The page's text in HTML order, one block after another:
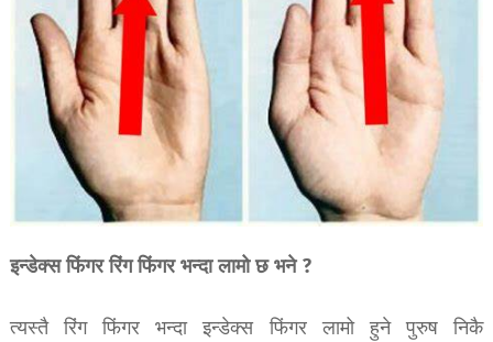
इन्डेक्स फिंगर रिंग फिंगर भन्दा लामो छ भने ?
त्यस्तै रिंग फिंगर भन्दा इन्डेक्स फिंगर लामो हुने पुरुष निकै